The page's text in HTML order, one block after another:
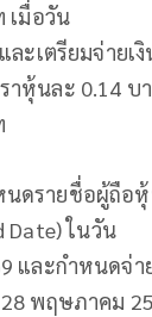
เมื่อวัน
ะเตรียมจ่ายเ
าหุ้นละ 0.14 บ
นดรายชื่อผู้ถือ
Date) ในวัน
และกำหนดจ่า
พฤษภาคม